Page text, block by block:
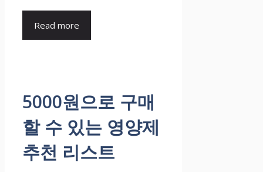
Read more
5000원으로 구매
할 수 있는 영양제
추천 리스트